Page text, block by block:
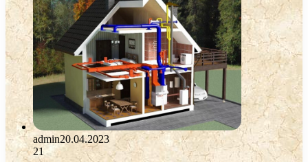
admin20.04.2023
21